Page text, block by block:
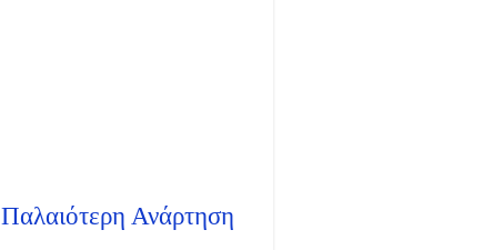
Παλαιότερη Ανάρτηση